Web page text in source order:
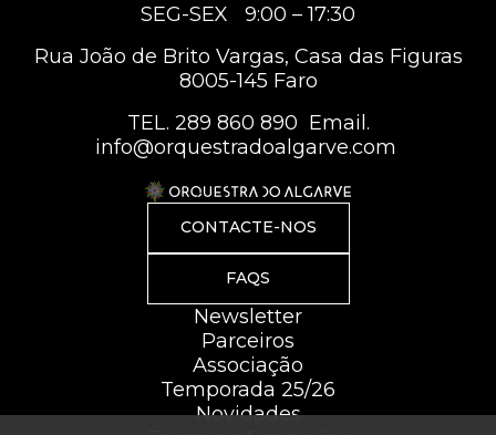
SEG-SEX 9:00 – 17:30
Rua João de Brito Vargas, Casa das Figuras
8005-145 Faro
TEL. 289 860 890 Email.
info@orquestradoalgarve.com
CONTACTE-NOS
FAQS
Newsletter
Parceiros
Associação
Temporada 25/26
Novidades